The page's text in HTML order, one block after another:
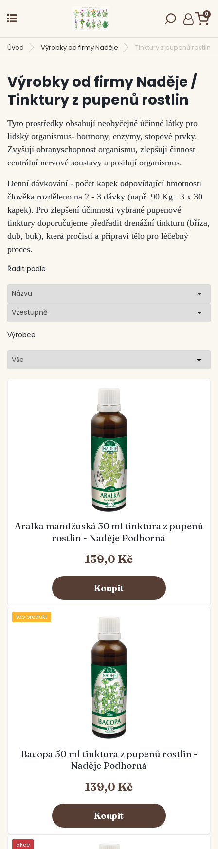
0
Úvod Výrobky od firmy Naděje Tinktury z pupenů rostlin
Výrobky od firmy Naděje /
Tinktury z pupenů rostlin
Tyto prostředky obsahují neobyčejně účinné látky pro
lidský organismus- hormony, enzymy, stopové prvky.
Zvyšují obranyschopnost organismu, zlepšují činnost
centrální nervové soustavy a posilují organismus.
Denní dávkování - počet kapek odpovídající hmotnosti
člověka rozděleno na 2 - 3 dávky (např. 90 Kg= 3 x 30
kapek). Pro zlepšení účinnosti vybrané pupenové
tinktury doporučujeme předřadit drenážní tinkturu (bříza,
dub, buk), která pročistí a připraví tělo pro léčebný
proces.
Řadit podle
Názvu
Vzestupně
Výrobce
Vše
Aralka mandžuská 50 ml tinktura z pupenů
rostlin - Naděje Podhorná
139,0 Kč
Bacopa 50 ml tinktura z pupenů rostlin -
Naděje Podhorná
139,0 Kč
top produkt
akce